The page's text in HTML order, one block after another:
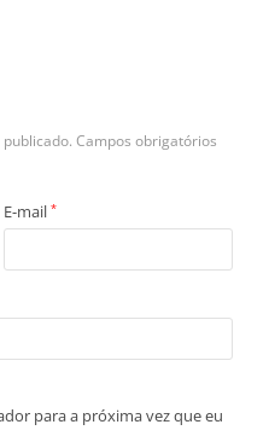
Campos obrigatórios
E-mail *
para a próxima vez que eu